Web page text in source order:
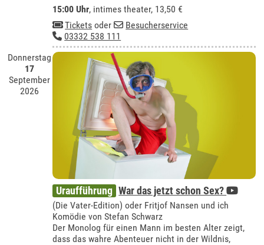
15:00 Uhr, intimes theater, 13,50 €
Tickets oder
Besucherservice
03332 538 111
Donnerstag
17
September
2026
Uraufführung War das jetzt schon Sex?
(Die Vater-Edition) oder Fritjof Nansen und ich
Komödie von Stefan Schwarz
Der Monolog für einen Mann im besten Alter zeigt,
dass das wahre Abenteuer nicht in der Wildnis,